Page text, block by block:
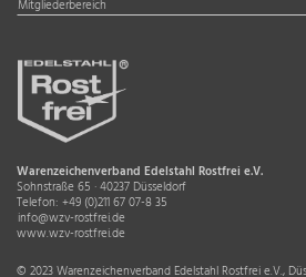
Mitgliederbereich
Warenzeichenverband Edelstahl Rostfrei e.V.
Sohnstraße 65 · 40237 Düsseldorf
Telefon: +49 (0)211 67 07-8 35
info@wzv-rostfrei.de
www.wzv-rostfrei.de
© 2023 Warenzeichenverband Edelstahl Rostfrei e.V.,